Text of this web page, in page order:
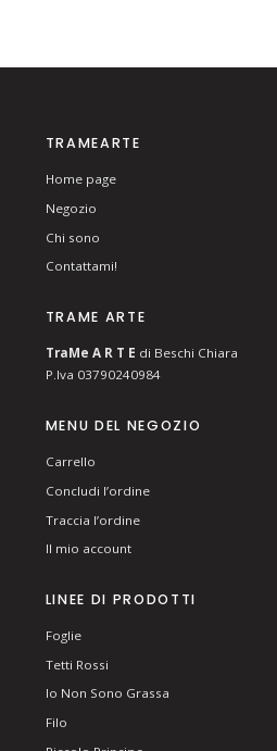
TRAMEARTE
Home page
Negozio
Chi sono
Contattami!
TRAME ARTE
TraMe A R T E di Beschi Chiara
P.Iva 03790240984
MENU DEL NEGOZIO
Carrello
Concludi l’ordine
Traccia l’ordine
Il mio account
LINEE DI PRODOTTI
Foglie
Tetti Rossi
Io Non Sono Grassa
Filo